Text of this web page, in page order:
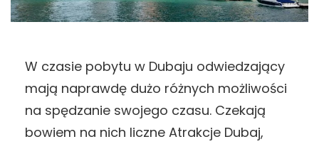
W czasie pobytu w Dubaju odwiedzający
mają naprawdę dużo różnych możliwości
na spędzanie swojego czasu. Czekają
bowiem na nich liczne Atrakcje Dubaj,